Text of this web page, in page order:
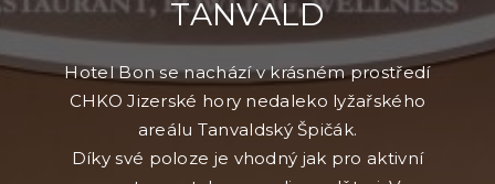
TANVALD
Hotel Bon se nachází v krásném prostředí
CHKO Jizerské hory nedaleko lyžařského
areálu Tanvaldský Špičák.
Díky své poloze je vhodný jak pro aktivní